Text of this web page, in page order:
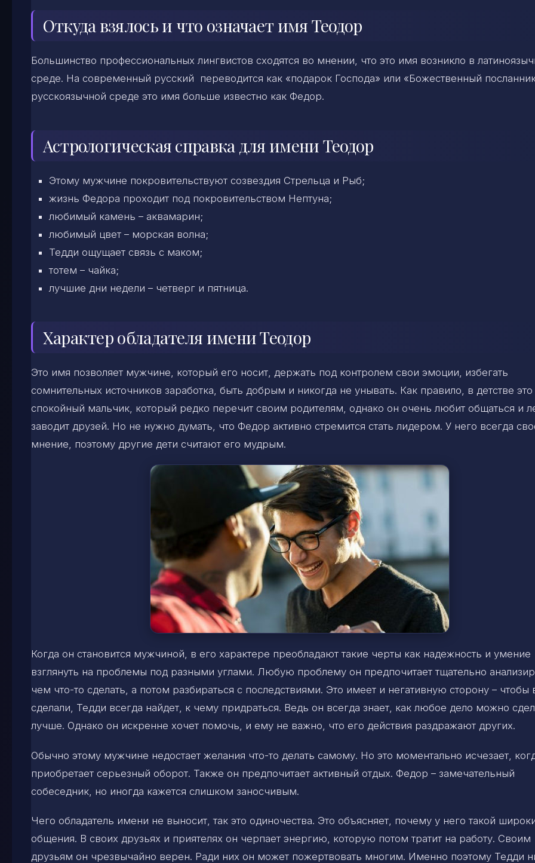
Откуда взялось и что означает имя Теодор
Большинство профессиональных лингвистов сходятся во мнении, что это имя возникло в
среде. На современный русский переводится как «подарок Господа» или «Божественный
русскоязычной среде это имя больше известно как Федор.
Астрологическая справка для имени Теодор
Этому мужчине покровительствуют созвездия Стрельца и Рыб;
жизнь Федора проходит под покровительством Нептуна;
любимый камень – аквамарин;
любимый цвет – морская волна;
Тедди ощущает связь с маком;
тотем – чайка;
лучшие дни недели – четверг и пятница.
Характер обладателя имени Теодор
Это имя позволяет мужчине, который его носит, держать под контролем свои эмоции, избегать
сомнительных источников заработка, быть добрым и никогда не унывать. Как правило, в детстве это
спокойный мальчик, который редко перечит своим родителям, однако он очень любит общаться и
заводит друзей. Но не нужно думать, что Федор активно стремится стать лидером. У него всегда
мнение, поэтому другие дети считают его мудрым.
Когда он становится мужчиной, в его характере преобладают такие черты как надежность и умение
взглянуть на проблемы под разными углами. Любую проблему он предпочитает тщательно
чем что-то сделать, а потом разбираться с последствиями. Это имеет и негативную сторону – чтобы
сделали, Тедди всегда найдет, к чему придраться. Ведь он всегда знает, как любое дело можно
лучше. Однако он искренне хочет помочь, и ему не важно, что его действия раздражают других.
Обычно этому мужчине недостает желания что-то делать самому. Но это моментально исчезает,
приобретает серьезный оборот. Также он предпочитает активный отдых. Федор – замечательный
собеседник, но иногда кажется слишком заносчивым.
Чего обладатель имени не выносит, так это одиночества. Это объясняет, почему у него такой
общения. В своих друзьях и приятелях он черпает энергию, которую потом тратит на работу. Своим
друзьям он чрезвычайно верен. Ради них он может пожертвовать многим. Именно поэтому Тедди